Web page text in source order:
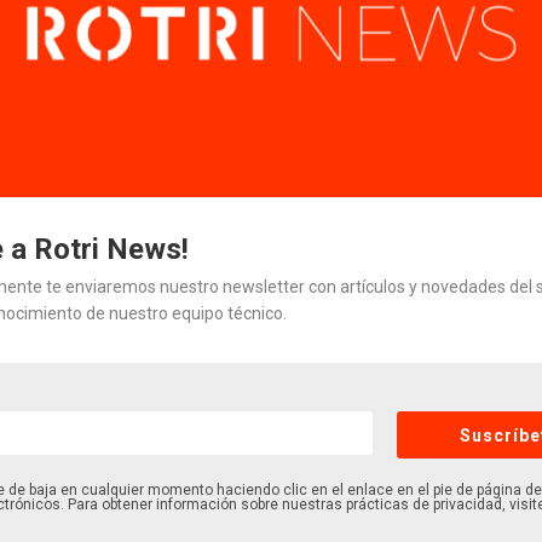
nuestra web. No consentir o retirar el consentimiento, puede afectar
Aceptar Denegar Ver
a Rotri News!
te enviaremos nuestro newsletter con artículos y novedades del
de nuestro equipo técnico.
de baja en cualquier momento haciendo clic en el enlace en el pie de página
Para obtener información sobre nuestras prácticas de privacidad,